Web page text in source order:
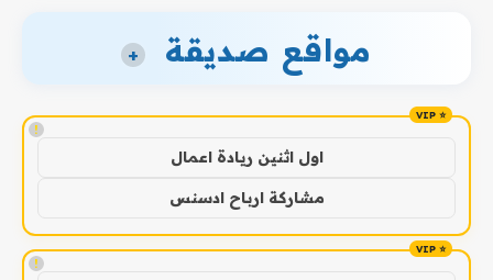
مواقع صديقة +
!
اول اثنين ريادة اعمال
مشاركة ارباح ادسنس
!